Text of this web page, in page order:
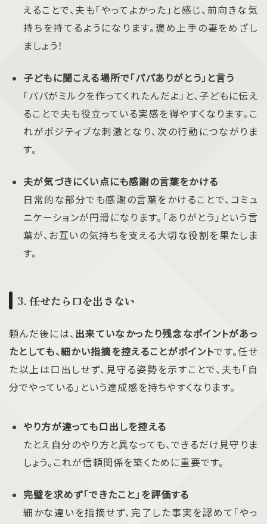
えることで、夫も「やってよかった」と感じ、前向きな気
持ちを持てるようになります。褒め上手の妻をめざし
ましょう！
子どもに聞こえる場所で「パパありがとう」と言う
「パパがミルクを作ってくれたんだよ」と、子どもに伝え
ることで夫も役立っている実感を得やすくなります。こ
れがポジティブな刺激となり、次の行動につながりま
す。
夫が気づきにくい点にも感謝の言葉をかける
日常的な部分でも感謝の言葉をかけることで、コミュ
ニケーションが円滑になります。「ありがとう」という言
葉が、お互いの気持ちを支える大切な役割を果たしま
す。
3. 任せたら口を出さない
頼んだ後には、 出来ていなかったり残念なポイントがあっ
たとしても、細かい指摘を控えることがポイントです。任せ
た以上は口出しせず、見守る姿勢を示すことで、夫も「自
分でやっている」という達成感を持ちやすくなります。
やり方が違っても口出しを控える
たとえ自分のやり方と異なっても、できるだけ見守りま
しょう。これが信頼関係を築くために重要です。
完璧を求めず「できたこと」を評価する
細かな違いを指摘せず、完了した事実を認めて「やっ